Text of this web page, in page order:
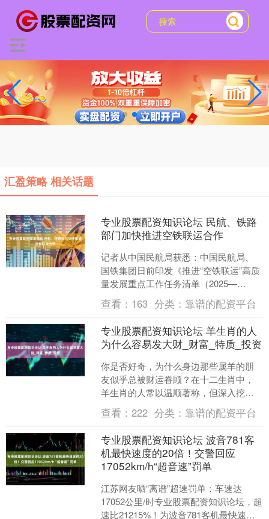
汇盈策略 相关话题
专业股票配资知识论坛 民航、铁路
部门加快推进空铁联运合作
记者从中国民航局获悉：中国民航局、
国铁集团日前印发《推进“空铁联运”高质
量发展重点工作任务清单（2025—
2027）》专业股票配资知识论坛，进一
步推动民航铁路务....
查看： 163 分类：靠谱的配资平台
专业股票配资知识论坛 羊生肖的人
为什么容易发大财_财富_特质_投资
你是否好奇，为什么身边那些属羊的朋
友似乎总被财运眷顾？在十二生肖中，
羊生肖的人常以温顺著称，但深入挖掘
专业股票配资知识论坛，你会发现这些
特质背后隐藏着 财富积累....
查看：222 分类：靠谱的配资平台
专业股票配资知识论坛 波音781客
机最快速度的20倍！交警回应
17052km/h“超音速”罚单
江苏网友晒“离谱”超速罚单：车速达
17052公里/时专业股票配资知识论坛，超
速比21215%！为波音781客机最快速度